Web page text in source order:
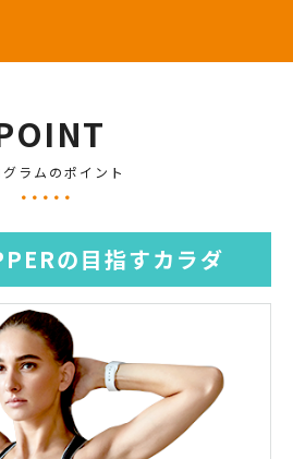
ラムのポイント
の目指すカラダ